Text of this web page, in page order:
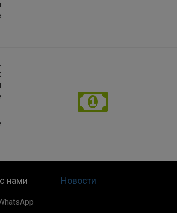
нами Новости